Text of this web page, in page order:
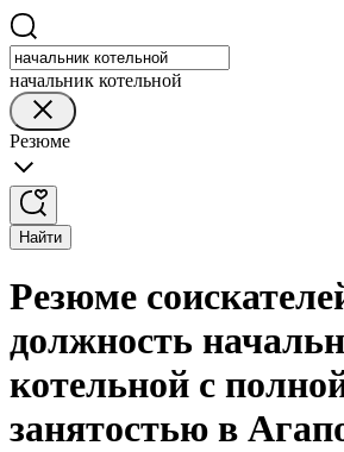
начальник котельной
Резюме
Найти
Резюме
должность
котельной с
занятостью в